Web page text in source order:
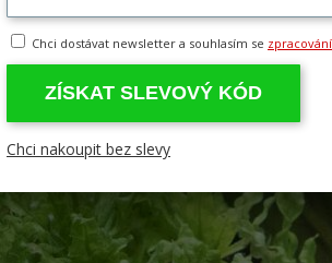
Chci dostávat newsletter a souhlasím se
ZÍSKAT SLEVOVÝ KÓD
Chci nakoupit bez slevy